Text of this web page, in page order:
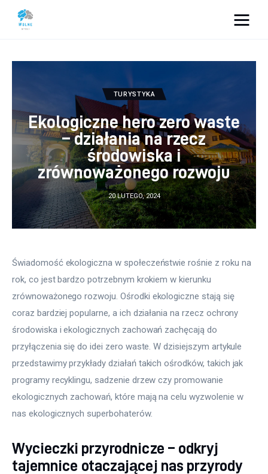
Biznes
Dom i ogród
Uroda
Zdrowie
Więcej
TURYSTYKA
Ekologiczne hero zero waste
– działania na rzecz
środowiska i
zrównoważonego rozwoju
20 LUTEGO, 2024
Świadomość ekologiczna w społeczeństwie rośnie z roku na
rok, co jest bardzo potrzebnym krokiem w kierunku
zrównoważonego rozwoju. Ośrodki ekologiczne stają się
coraz bardziej popularne, a ich działania na rzecz ochrony
środowiska i ekologicznych zachowań zachęcają do
przyłączenia się do idei zero waste. W dzisiejszym artykule
przedstawimy przykłady działań takich ośrodków, takich jak
programy recyklingu, sadzenie drzew czy promowanie
ekologicznych zachowań, które mają na celu wyzwolenie w
nas ekologicznych superbohaterów.
Wycieczki przyrodnicze – odkryj
tajemnice otaczającej nas przyrody